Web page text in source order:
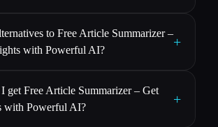
to Free Article Summarizer –
with Powerful AI?
+
get Free Article Summarizer – Get
with Powerful AI?
+